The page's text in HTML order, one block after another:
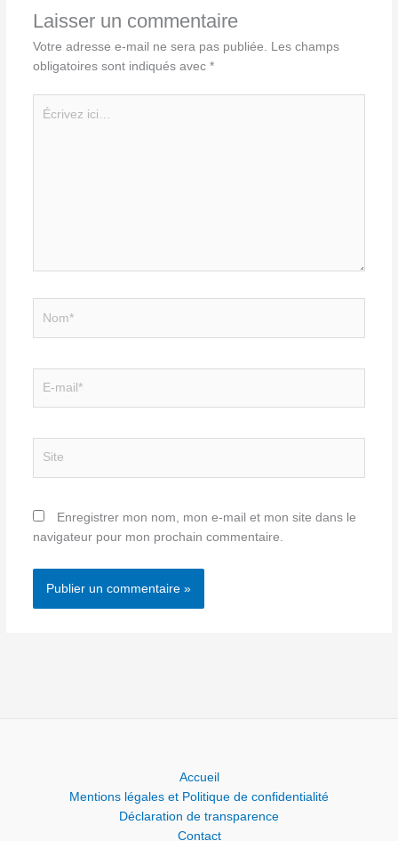
Laisser un commentaire
Votre adresse e-mail ne sera pas publiée.
Les champs
obligatoires sont indiqués avec *
ici…
Enregistrer mon nom, mon e-mail et mon site dans le
navigateur pour mon prochain commentaire.
Accueil
Mentions légales et Politique de confidentialité
Déclaration de transparence
Contact